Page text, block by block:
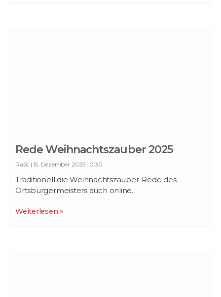
Rede Weihnachtszauber 2025
RaSc 15. Dezember 2025 0:30
Traditionell die Weihnachtszauber-Rede des
Ortsbürgermeisters auch online.
Weiterlesen »